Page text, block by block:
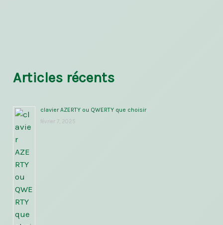
Articles récents
clavier AZERTY ou QWERTY que choisir
février 7, 2025